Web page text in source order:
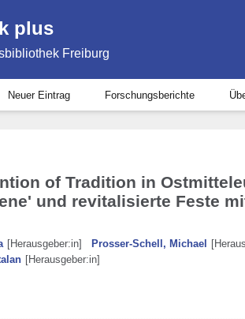
plus
Freiburg
Neuer Eintrag Forschungsberichte
of Tradition in
und revitalisierte Feste
[Herausgeber:in] Prosser-Schell, Michael
[Herausgeber:in]